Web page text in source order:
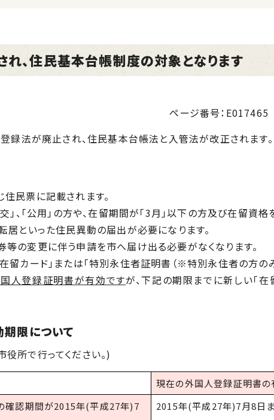
、住民基本台帳制度の対象となります
ページ番号：E017465
録法が廃止され、住民基本台帳法と入管法が改正されます。
民票に記載されます。
」、「公用」の方や、在留期間が「3月」以下の方及び在留資
居といった住民異動の届出が必要になります。
の変更に伴う申請を市へ届け出る必要がなくなります。
留カード」または「特別永住者証明書（※特別永住者の方のみ
人登録証明書が有効ですが、下記の期限までに新しい「在
限について
所で行ってください。)
現在の外国人登録証明書の
確認期間が2015年(平成27年)7
2015年(平成27年)7月8日